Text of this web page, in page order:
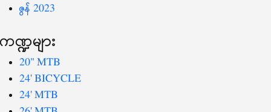
ဇွန် 2023
ကဏ္ဍများ
20" MTB
24' BICYCLE
24' MTB